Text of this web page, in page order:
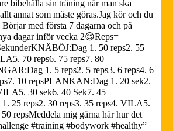
bibehålla sin träning när man ska
annat som måste göras.Jag kör och du
Börjar med första 7 dagarna och på
dagar inför vecka 2😊Reps=
1. 50 reps2. 55
70 reps6. 75 reps7. 80
1. 5 reps2. 5 reps3. 6 reps4. 6
10 repsPLANKAN:Dag 1. 20 sek2.
30 sek6. 40 Sek7. 45
25 reps2. 30 reps3. 35 reps4. VILA5.
repsMeddela mig gärna här hur det
#training #bodywork #healthy”